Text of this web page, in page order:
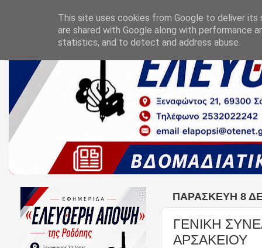
ΠΑΡΑΣΚΕΥΉ 8
ΓΕΝΙΚΗ
ΑΡΣΑΚΕΙΟΥ
This site uses cookies from Google to deliver its
are shared with Google along with performance
statistics, and to detect and address abuse.